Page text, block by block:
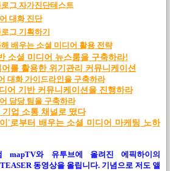
로그 자가진단테스트
대화 진단
로그 기획하기
배우는 소셜 미디어 활용 전략
소셜 미 디어 뉴스룸을 구축하라!
를 활용한 위기관리 커뮤니케이션
대화 가이드라인을 구축하라
디어 기 반 커 뮤니 케 이 션을 진행하라
담당 팀 을 구축하라
업 소통 채널로 떴다
'로부터 배우는 소셜 미디어 마케팅 노하
mapTV와 유투브에 올려진 에픽하이의
동영상을 올립니다. 기념으로 저도 앨